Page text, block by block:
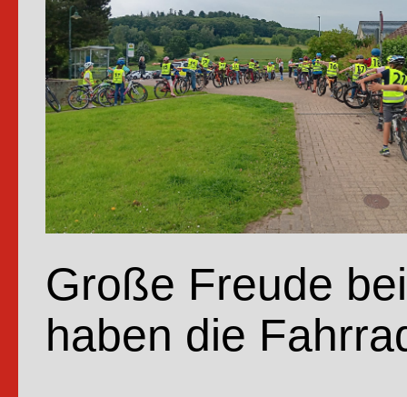
Große Freude
haben die